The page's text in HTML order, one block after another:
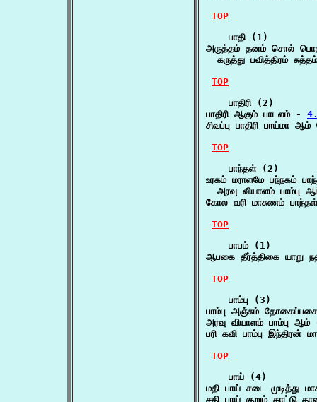
TOP
    பாதி (1)
அருத்தம் தனம் சொல்
கருத்து பவித்திரம்
TOP
    பாதிரி (2)
பாதிரி ஆகும் பாடலம் -
சிவப்பு பாதிரி பாய்மா
TOP
    பாந்தள் (2)
உரகம் மராளமே பந்நகம்
அரவு வியாளம் பாம்பு
கோல வரி மாசுணம்
TOP
    பாபம் (1)
ஆபகை தீர்த்திகை யாறு
TOP
    பாம்பு (3)
பாம்பு அஞ்சும்
அரவு வியாளம் பாம்பு
பரி கவி பாம்பு இந்திரன்
TOP
    பாய் (4)
மதி பாய் சடை முடித்து
சதி பாய் குறும் தாட்டு